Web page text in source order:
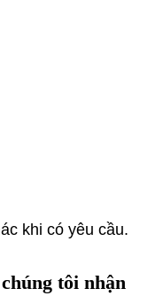
khi có yêu cầu.
tôi nhận